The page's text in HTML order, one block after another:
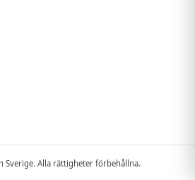
Sverige. Alla rättigheter förbehållna.